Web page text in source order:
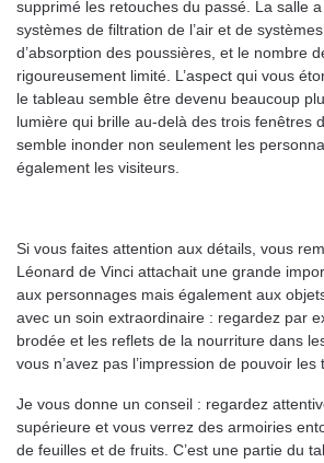
supprimé les retouches du passé. La salle
systèmes de filtration de l’air et de
d’absorption des poussières, et le nombre
rigoureusement limité. L’aspect qui vous
le tableau semble être devenu beaucoup
lumière qui brille au-delà des trois fenêtres
semble inonder non seulement les
également les visiteurs.
Si vous faites attention aux détails, vous
Léonard de Vinci attachait une grande
aux personnages mais également aux
avec un soin extraordinaire : regardez par
brodée et les reflets de la nourriture dans les
vous n’avez pas l’impression de pouvoir les
Je vous donne un conseil : regardez
supérieure et vous verrez des armoiries
de feuilles et de fruits. C’est une partie du